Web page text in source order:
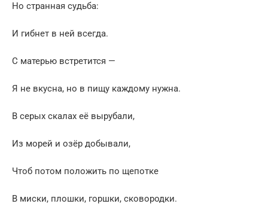
Но странная судьба:
И гибнет в ней всегда.
С матерью встретится —
Я не вкусна, но в пищу каждому нужна.
В серых скалах её вырубали,
Из морей и озёр добывали,
Чтоб потом положить по щепотке
В миски, плошки, горшки, сковородки.